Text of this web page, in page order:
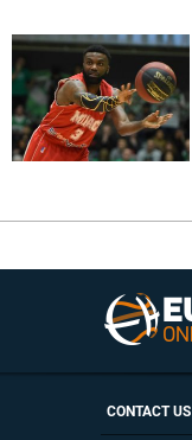
CONTACT US